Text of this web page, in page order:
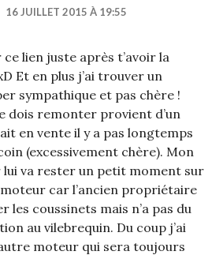
16 JUILLET 2015 À 19:55
ce lien juste après t’avoir la
Et en plus j’ai trouver un
sympathique et pas chère !
dois remonter provient d’un
en vente il y a pas longtemps
(excessivement chère). Mon
lui va rester un petit moment sur
car l’ancien propriétaire
les coussinets mais n’a pas du
au vilebrequin. Du coup j’ai
moteur qui sera toujours